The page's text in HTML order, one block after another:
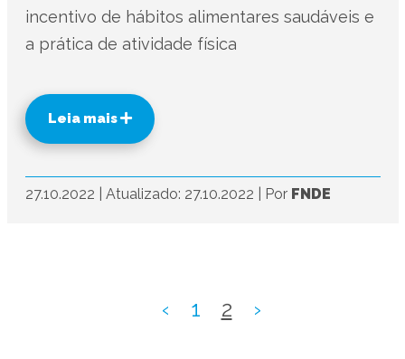
incentivo de hábitos alimentares saudáveis e
a prática de atividade física
Leia mais
27.10.2022 Atualizado: 27.10.2022 Por FNDE
‹ 1 2 ›